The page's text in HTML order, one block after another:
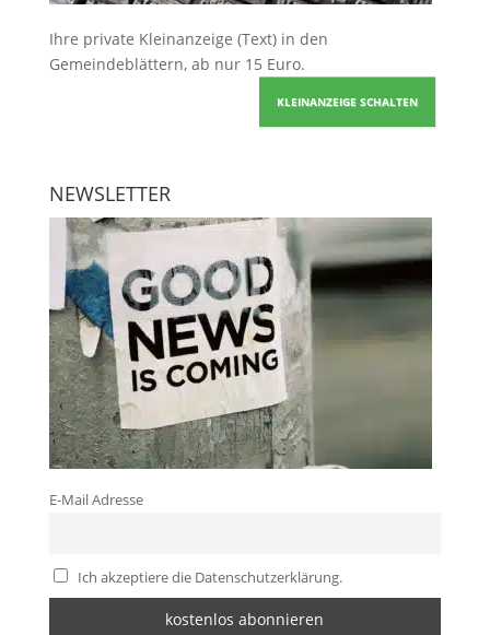
Ihre private Kleinanzeige (Text) in den
Gemeindeblättern, ab nur 15 Euro.
KLEINANZEIGE SCHALTEN
NEWSLETTER
E-Mail Adresse
Ich akzeptiere die Datenschutzerklärung.